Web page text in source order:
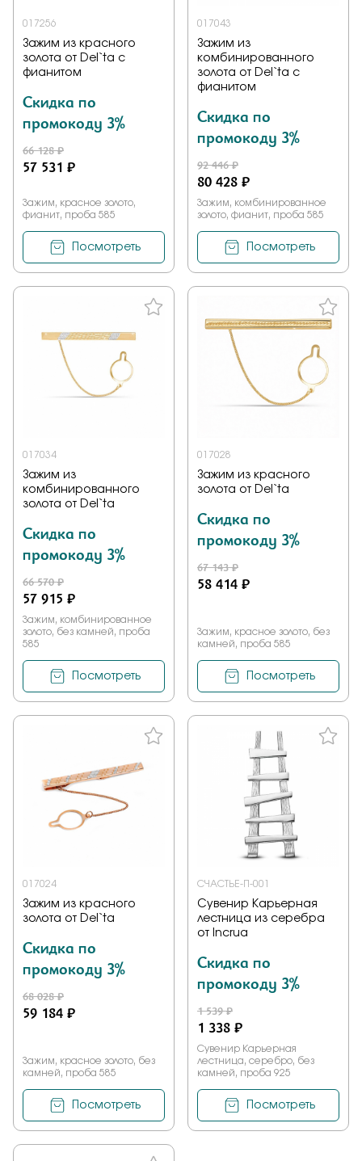
017256
Зажим из красного
золота от Del`ta с
фианитом
Скидка по
промокоду 3%
66 128 ₽
57 531 ₽
Зажим, красное золото,
фианит, проба 585
Посмотреть
017043
Зажим из
комбинированного
золота от Del`ta с
фианитом
Скидка по
промокоду 3%
92 446 ₽
80 428 ₽
Зажим, комбинированное
золото, фианит, проба 585
Посмотреть
017034
Зажим из
комбинированного
золота от Del`ta
Скидка по
промокоду 3%
66 570 ₽
57 915 ₽
Зажим, комбинированное
золото, без камней, проба
585
Посмотреть
017028
Зажим из красного
золота от Del`ta
Скидка по
промокоду 3%
67 143 ₽
58 414 ₽
Зажим, красное золото, без
камней, проба 585
Посмотреть
017024
Зажим из красного
золота от Del`ta
Скидка по
промокоду 3%
68 028 ₽
59 184 ₽
Зажим, красное золото, без
камней, проба 585
Посмотреть
СЧАСТЬЕ-П-001
Сувенир Карьерная
лестница из серебра
от Incrua
Скидка по
промокоду 3%
1 539 ₽
1 338 ₽
Сувенир Карьерная
лестница, серебро, без
камней, проба 925
Посмотреть